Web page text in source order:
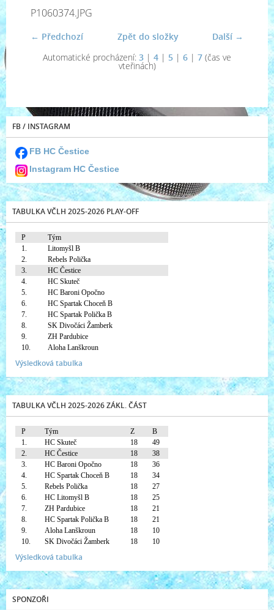
P1060374.JPG
← Předchozí Další →
Zpět do složky
Automatické procházení: 3 | 4 | 5 | 6 | 7 (čas ve
vteřinách)
FB / INSTAGRAM
FB HC Čestice
Instagram HC Čestice
TABULKA VČLH 2025-2026 PLAY-OFF
P
Tým
1.
Litomyšl B
2.
Rebels Polička
3.
HC Čestice
4.
HC Skuteč
5.
HC Baroni Opočno
6.
HC Spartak Choceň B
7.
HC Spartak Polička B
8.
SK Divočáci Žamberk
9.
ZH Pardubice
10.
Aloha Lanškroun
Výsledková tabulka
TABULKA VČLH 2025-2026 ZÁKL. ČÁST
P Tým Z
B
1.
HC Skuteč 18
49
2.
HC Čestice 18
38
3.
HC Baroni Opočno 18
36
4.
HC Spartak Choceň B 18
34
5.
Rebels Polička 18
27
6.
HC Litomyšl B 18
25
7.
ZH Pardubice 18
21
8.
HC Spartak Polička B 18
21
9.
Aloha Lanškroun 18
10
10.
SK Divočáci Žamberk 18 10
Výsledková tabulka
SPONZOŘI